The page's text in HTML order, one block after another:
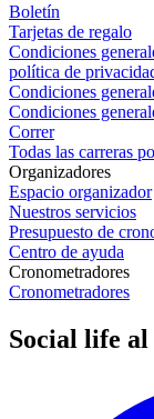
Boletín
Tarjetas de regalo
Condiciones
política de
Condiciones
Condiciones
Correr
Todas las carreras
Organizadores
Espacio organizador
Nuestros servicios
Presupuesto de
Centro de ayuda
Cronometradores
Cronometradores
Social life